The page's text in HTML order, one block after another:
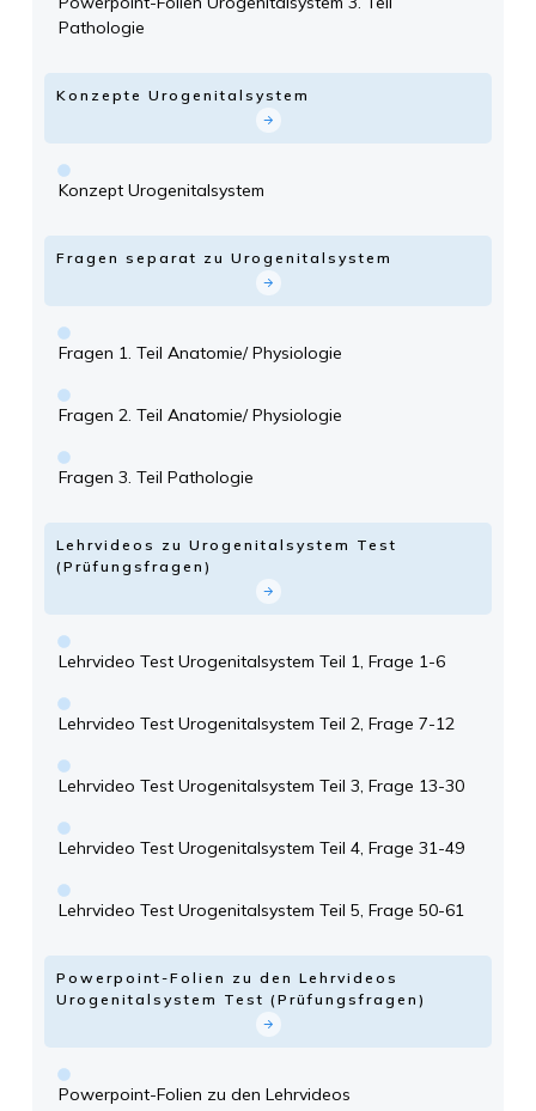
Pathologie
Konzepte Urogenitalsystem
Konzept Urogenitalsystem
Fragen separat zu Urogenitalsystem
Fragen 1. Teil Anatomie/ Physiologie
Fragen 2. Teil Anatomie/ Physiologie
Fragen 3. Teil Pathologie
Lehrvideos zu Urogenitalsystem Test
(Prüfungsfragen)
Lehrvideo Test Urogenitalsystem Teil 1, Frage 1-6
Lehrvideo Test Urogenitalsystem Teil 2, Frage 7-12
Lehrvideo Test Urogenitalsystem Teil 3, Frage 13-30
Lehrvideo Test Urogenitalsystem Teil 4, Frage 31-49
Lehrvideo Test Urogenitalsystem Teil 5, Frage 50-61
Powerpoint-Folien zu den Lehrvideos
Urogenitalsystem Test (Prüfungsfragen)
Powerpoint-Folien zu den Lehrvideos